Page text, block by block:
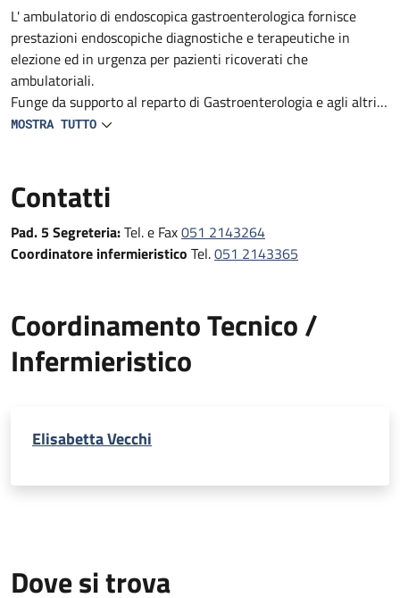
Descrizione
L' ambulatorio di endoscopica gastroenterologica fornisce
prestazioni endoscopiche diagnostiche e terapeutiche in
elezione ed in urgenza per pazienti ricoverati che
ambulatoriali.
Funge da supporto al reparto di Gastroenterologia e agli altri
reparti e DS del Policlinico (Medicine, Geriatrie, Oncologie,
Fornisce prestazioni endoscopiche diagnostiche e terapeutiche
in urgenza, in elezione e follow-up
MOSTRA TUTTO
Contatti
Pad. 5 Segreteria:Tel. e Fax051 2143264
Coordinatore infermieristico Tel.051 2143365
Coordinamento Tecnico /
Infermieristico
Elisabetta Vecchi
Dove si trova